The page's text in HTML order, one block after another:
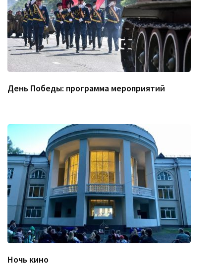
День Победы: программа мероприятий
Ночь кино